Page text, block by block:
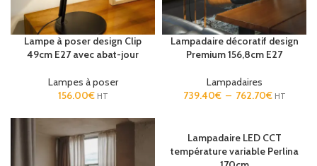
Lampe à poser design Clip
49cm E27 avec abat-jour
Lampes à poser
156.00€ HT
Lampadaire décoratif design
Premium 156,8cm E27
Lampadaires
739.40€ – 762.70€ HT
Lampadaire LED CCT
température variable Perlina